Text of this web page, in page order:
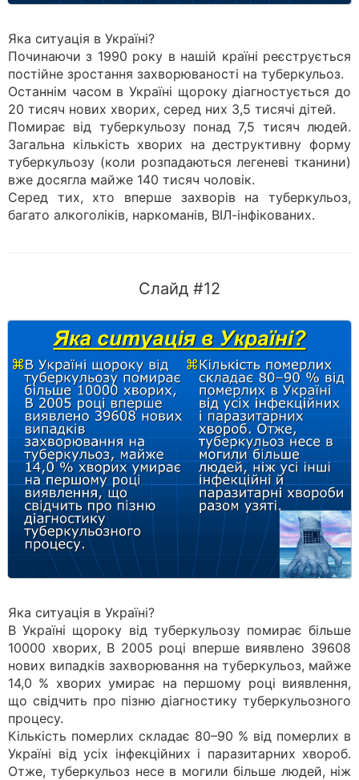
Яка ситуація в Україні?
Починаючи з 1990 року в нашій країні реєструється
постійне зростання захворюваності на туберкульоз.
Останнім часом в Україні щороку діагностується до
20 тисяч нових хворих, серед них 3,5 тисячі дітей.
Помирає від туберкульозу понад 7,5 тисяч людей.
Загальна кількість хворих на деструктивну форму
туберкульозу (коли розпадаються легеневі тканини)
вже досягла майже 140 тисяч чоловік.
Серед тих, хто вперше захворів на туберкульоз,
багато алкоголіків, наркоманів, ВІЛ-інфікованих.
Слайд #12
Яка ситуація в Україні?
В Україні щороку від туберкульозу помирає більше
10000 хворих, В 2005 році вперше виявлено 39608
нових випадків захворювання на туберкульоз, майже
14,0 % хворих умирає на першому році виявлення,
що свідчить про пізню діагностику туберкульозного
процесу.
Кількість померлих складає 80–90 % від померлих в
Україні від усіх інфекційних і паразитарних хвороб.
Отже, туберкульоз несе в могили більше людей, ніж